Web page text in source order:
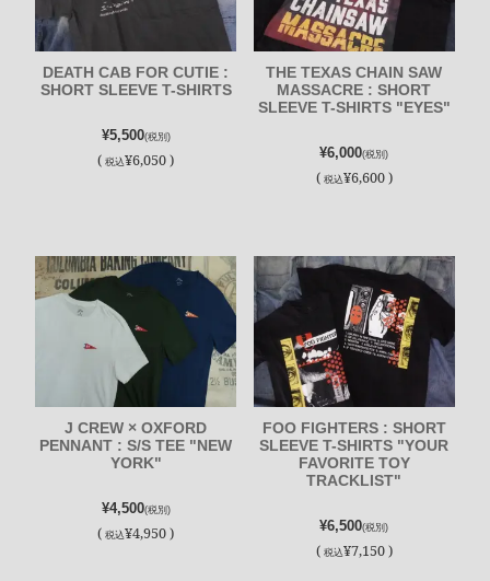
DEATH CAB FOR CUTIE :
SHORT SLEEVE T-SHIRTS
¥5,500(税別)
(税込¥6,050 )
THE TEXAS CHAIN SAW
MASSACRE : SHORT
SLEEVE T-SHIRTS "EYES"
¥6,000(税別)
( 税込¥6,600 )
J CREW × OXFORD
PENNANT : S/S TEE "NEW
YORK"
¥4,500(税別)
(税込¥4,950 )
FOO FIGHTERS : SHORT
SLEEVE T-SHIRTS "YOUR
FAVORITE TOY
TRACKLIST"
¥6,500(税別)
( 税込¥7,150 )